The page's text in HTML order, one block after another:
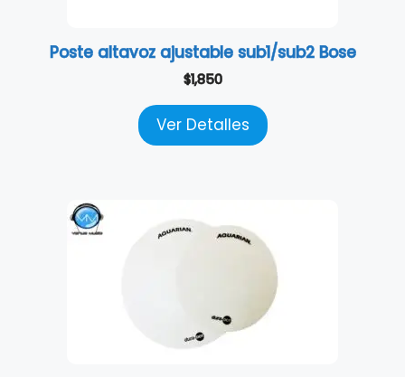
Poste altavoz ajustable sub1/sub2 Bose
$1,850
Ver Detalles